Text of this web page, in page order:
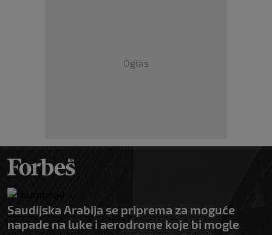
Oglas
Saudijska Arabija se priprema za moguće
napade na luke i aerodrome koje bi mogle